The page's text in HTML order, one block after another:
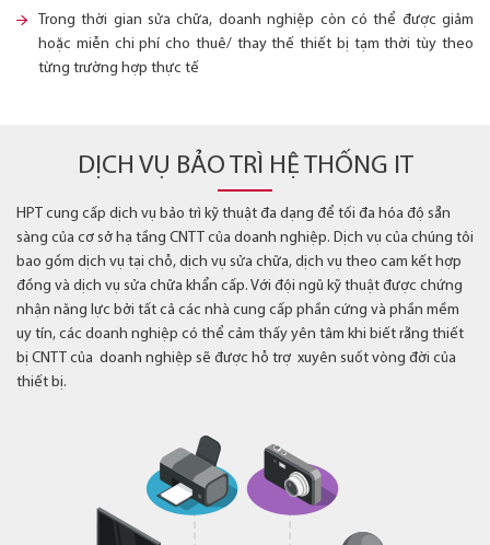
Trong thời gian sửa chữa, doanh nghiệp còn có thể được giảm
hoặc miễn chi phí cho thuê/ thay thế thiết bị tạm thời tùy theo
từng trường hợp thực tế
DỊCH VỤ BẢO TRÌ HỆ THỐNG IT
HPT cung cấp dịch vụ bảo trì kỹ thuật đa dạng để tối đa hóa độ sẵn
sàng của cơ sở hạ tầng CNTT của doanh nghiệp. Dịch vụ của chúng tôi
bao gồm dịch vụ tại chỗ, dịch vụ sửa chữa, dịch vụ theo cam kết hợp
đồng và dịch vụ sửa chữa khẩn cấp. Với đội ngũ kỹ thuật được chứng
nhận năng lực bởi tất cả các nhà cung cấp phần cứng và phần mềm
uy tín, các doanh nghiệp có thể cảm thấy yên tâm khi biết rằng thiết
bị CNTT của doanh nghiệp sẽ được hỗ trợ xuyên suốt vòng đời của
thiết bị.